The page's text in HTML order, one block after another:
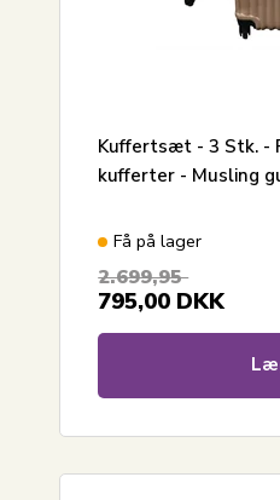
Kuffertsæt - 3 Stk. -
kufferter - Musling
Få på lager
2.699,95
795,00 DKK